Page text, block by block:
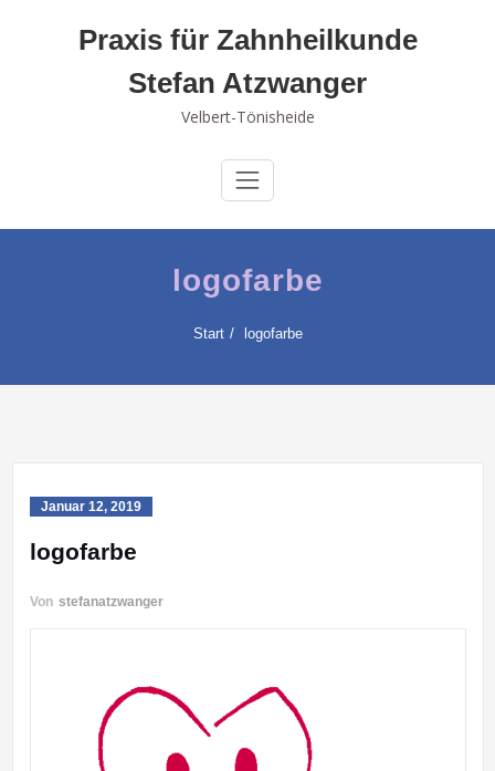
Praxis für Zahnheilkunde
Stefan Atzwanger
Velbert-Tönisheide
logofarbe
Start logofarbe
Januar 12, 2019
logofarbe
Von stefanatzwanger